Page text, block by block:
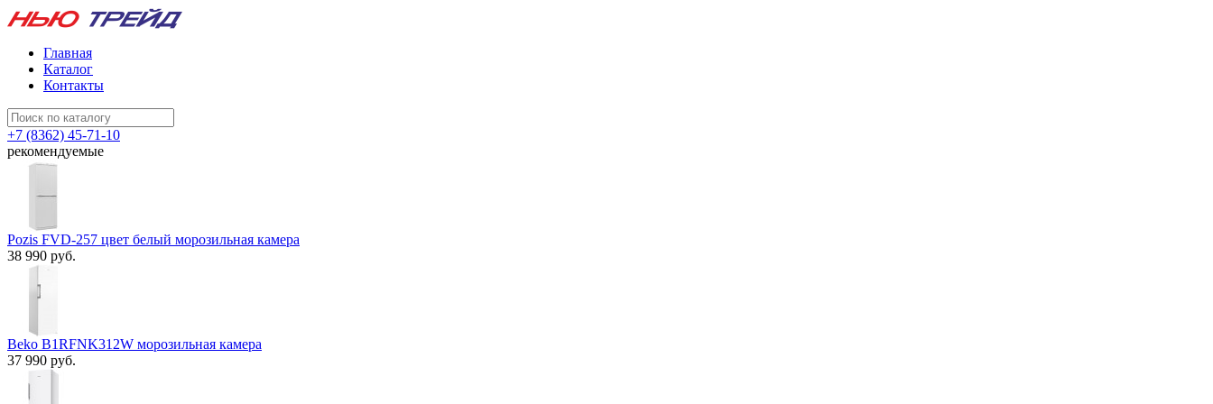
Главная
Каталог
Контакты
+7 (8362) 45-71-10
рекомендуемые
Pozis FVD-257 цвет белый морозильная камера
38 990 руб.
Beko B1RFNK312W морозильная камера
37 990 руб.